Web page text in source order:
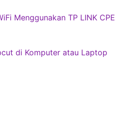
Menggunakan TP LINK CPE
di Komputer atau Laptop